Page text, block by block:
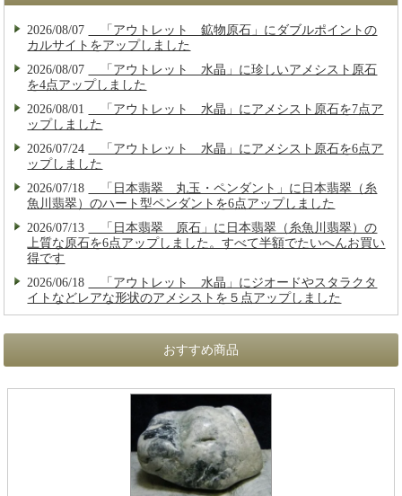
2026/08/07
「アウトレット 鉱物原石」にダブルポイントの
カルサイトをアップしました
2026/08/07
「アウトレット 水晶」に珍しいアメシスト原石
を4点アップしました
2026/08/01
「アウトレット 水晶」にアメシスト原石を7点ア
ップしました
2026/07/24
「アウトレット 水晶」にアメシスト原石を6点ア
ップしました
2026/07/18
「日本翡翠 丸玉・ペンダント」に日本翡翠（糸
魚川翡翠）のハート型ペンダントを6点アップしました
2026/07/13
「日本翡翠 原石」に日本翡翠（糸魚川翡翠）の
上質な原石を6点アップしました。すべて半額でたいへんお買い
得です
2026/06/18
「アウトレット 水晶」にジオードやスタラクタ
イトなどレアな形状のアメシストを５点アップしました
おすすめ商品